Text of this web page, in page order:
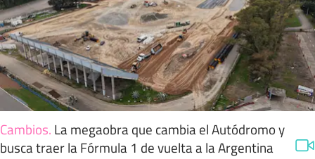
Cambios. La megaobra que cambia el Autódromo y
busca traer la Fórmula 1 de vuelta a la Argentina